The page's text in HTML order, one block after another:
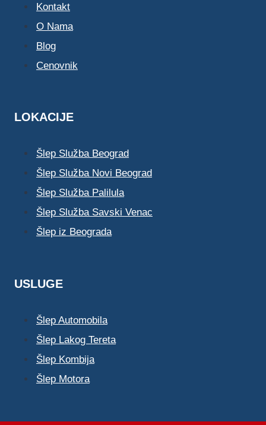
Kontakt
O Nama
Blog
Cenovnik
LOKACIJE
Šlep Služba Beograd
Šlep Služba Novi Beograd
Šlep Služba Palilula
Šlep Služba Savski Venac
Šlep iz Beograda
USLUGE
Šlep Automobila
Šlep Lakog Tereta
Šlep Kombija
Šlep Motora